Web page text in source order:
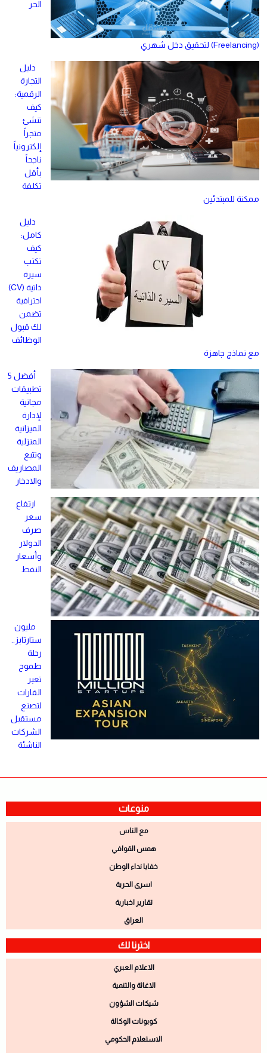
الحر
(Freelancing) لتحقيق دخل شهري
دليل
التجارة
الرقمية:
كيف
تنشئ
متجراً
إلكترونياً
ناجحاً
بأقل
تكلفة
ممكنة للمبتدئين
دليل
كامل:
كيف
تكتب
سيرة
ذاتية (CV)
احترافية
تضمن
لك قبول
الوظائف
مع نماذج جاهزة
أفضل 5
تطبيقات
مجانية
لإدارة
الميزانية
المنزلية
وتتبع
المصاريف
والادخار
ارتفاع
سعر
صرف
الدولار
وأسعار
النفط
مليون
ستارتابز..
رحلة
طموح
تعبر
القارات
لتصنع
مستقبل
الشركات
الناشئة
منوعات
مع الناس
همس القوافي
خفايا نداء الوطن
اسرى الحرية
تقارير اخبارية
العراق
اخترنا لك
الاعلام العبري
الاغاثة والتنمية
شيكات الشؤون
كوبونات الوكالة
الاستعلام الحكومي